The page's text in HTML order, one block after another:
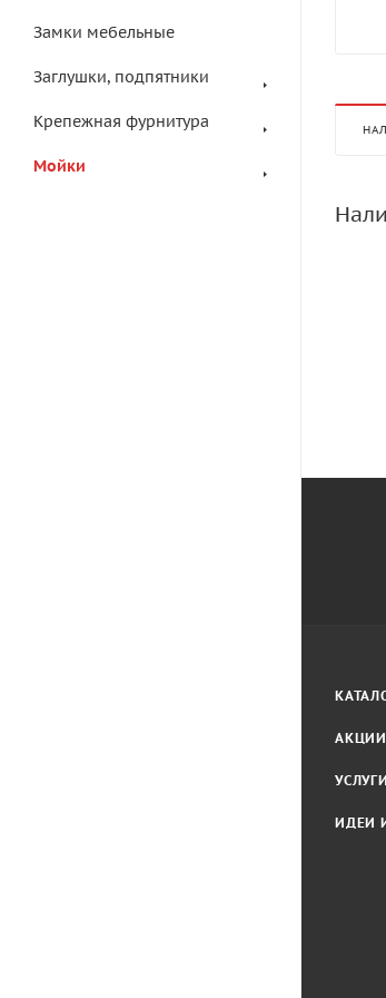
Замки мебельные
Заглушки, подпятники
Крепежная фурнитура
Мойки
АКЦИИ
УСЛУГИ
ИДЕИ